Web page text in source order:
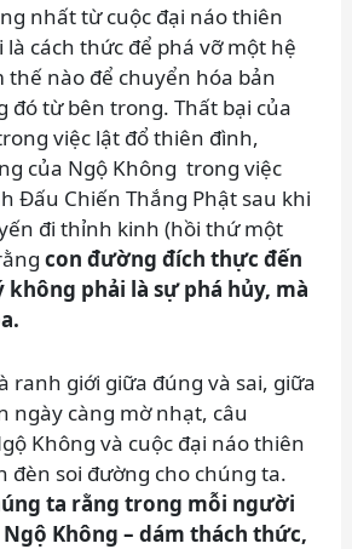
nhất từ cuộc đại náo thiên
cách thức để phá vỡ một hệ
thế nào để chuyển hóa bản
đó từ bên trong. Thất bại của
việc lật đổ thiên đình,
của Ngộ Không trong việc
Đấu Chiến Thắng Phật sau khi
đi thỉnh kinh (hồi thứ một
con đường đích thực đến
phải là sự phá hủy, mà
ranh giới giữa đúng và sai, giữa
ngày càng mờ nhạt, câu
Không và cuộc đại náo thiên
đèn soi đường cho chúng ta.
ta rằng trong mỗi người
Không – dám thách thức,